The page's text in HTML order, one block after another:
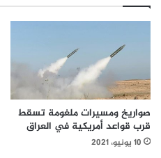
صواريخ ومسيرات ملغومة تسقط
قرب قواعد أمريكية في العراق
10 يونيو، 2021